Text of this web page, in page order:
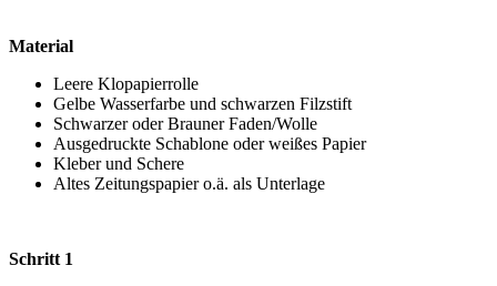
Material
Leere Klopapierrolle
Gelbe Wasserfarbe und schwarzen Filzstift
Schwarzer oder Brauner Faden/Wolle
Ausgedruckte Schablone oder weißes Papier
Kleber und Schere
Altes Zeitungspapier o.ä. als Unterlage
Schritt 1